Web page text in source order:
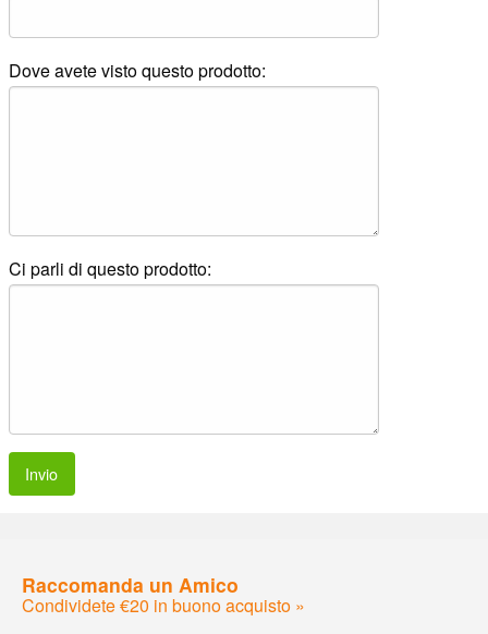
Dove avete visto questo prodotto:
Ci parli di questo prodotto:
Invio
Raccomanda un Amico
Condividete €20 in buono acquisto »